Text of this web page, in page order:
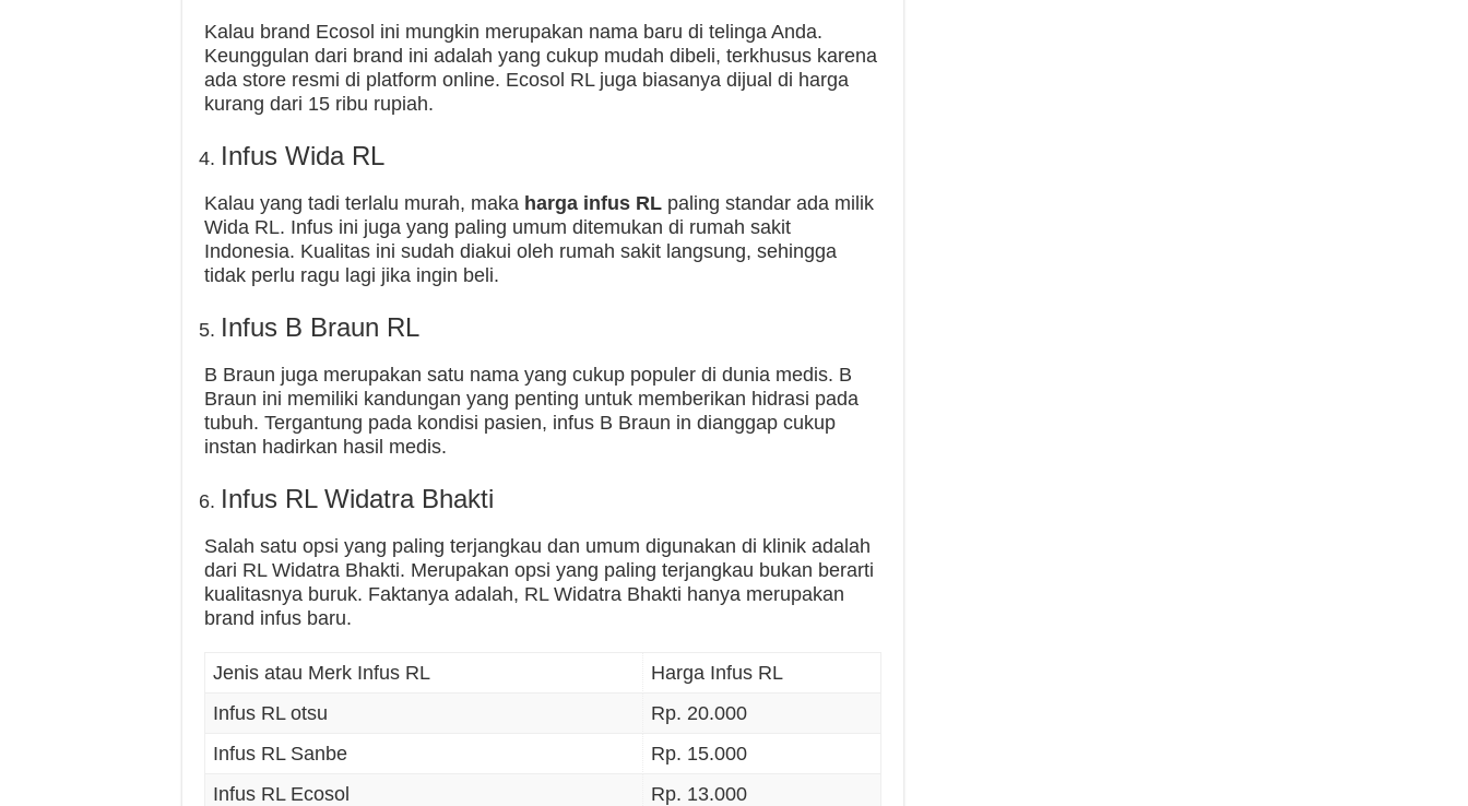
Kalau brand Ecosol ini mungkin merupakan nama baru di telinga Anda.
Keunggulan dari brand ini adalah yang cukup mudah dibeli, terkhusus karena
ada store resmi di platform online. Ecosol RL juga biasanya dijual di harga
kurang dari 15 ribu rupiah.
Infus Wida RL
Kalau yang tadi terlalu murah, maka harga infus RL paling standar ada milik
Wida RL. Infus ini juga yang paling umum ditemukan di rumah sakit
Indonesia. Kualitas ini sudah diakui oleh rumah sakit langsung, sehingga
tidak perlu ragu lagi jika ingin beli.
Infus B Braun RL
B Braun juga merupakan satu nama yang cukup populer di dunia medis. B
Braun ini memiliki kandungan yang penting untuk memberikan hidrasi pada
tubuh. Tergantung pada kondisi pasien, infus B Braun in dianggap cukup
instan hadirkan hasil medis.
Infus RL Widatra Bhakti
Salah satu opsi yang paling terjangkau dan umum digunakan di klinik adalah
dari RL Widatra Bhakti. Merupakan opsi yang paling terjangkau bukan berarti
kualitasnya buruk. Faktanya adalah, RL Widatra Bhakti hanya merupakan
brand infus baru.
Jenis atau Merk Infus RL
Harga Infus RL
Infus RL otsu
Rp. 20.000
Infus RL Sanbe
Rp. 15.000
Infus RL Ecosol
Rp. 13.000